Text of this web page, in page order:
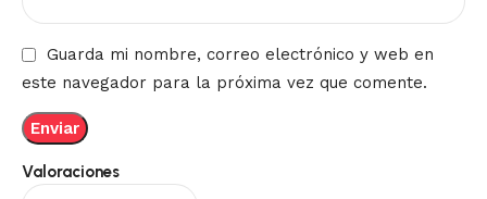
Valoraciones
Guarda mi nombre, correo electrónico y web en
este navegador para la próxima vez que comente.